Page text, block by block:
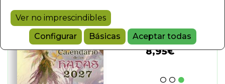
Ver no imprescindibles
Configurar
Básicas Aceptar todas
VV.AA.
8,95€